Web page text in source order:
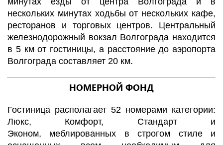
нескольких минутах ходьбы от нескольких кафе,
ресторанов и торговых центров. Центральный
железнодорожный вокзал Волгограда находится
в 5 км от гостиницы, а расстояние до аэропорта
Волгограда составляет 20 км.
НОМЕРНОЙ ФОНД
Гостиница располагает 52 номерами категории:
Люкс, Комфорт, Стандарт и
Эконом, меблированных в строгом стиле и